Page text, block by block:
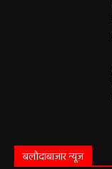
बलौदाबाज़ार न्यूज़